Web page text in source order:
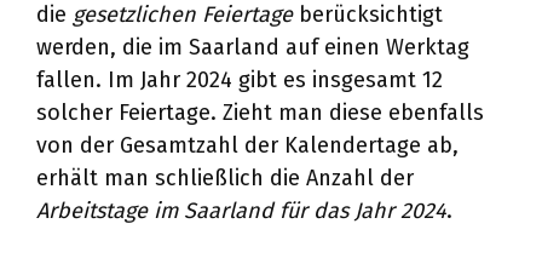
die gesetzlichen Feiertageberücksichtigt
werden, die im Saarland auf einen Werktag
fallen. Im Jahr 2024 gibt es insgesamt 12
solcher Feiertage. Zieht man diese ebenfalls
von der Gesamtzahl der Kalendertage ab,
erhält man schließlich die Anzahl der
Arbeitstage im Saarland für das Jahr 2024.